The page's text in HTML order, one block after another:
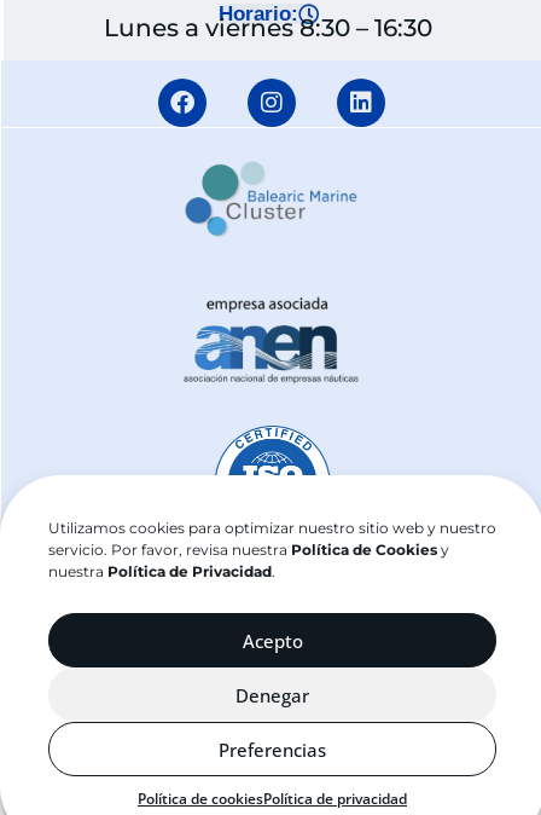
Utilizamos cookies para optimizar nuestro sitio web y nuestro
servicio. Por favor, revisa nuestra Política de Cookies y
nuestra Política de Privacidad.
Acepto
Denegar
Preferencias
Política de cookiesPolítica de privacidad
Horario:
Lunes a viernes 8:30 – 16:30
j2sailing.com ©2025